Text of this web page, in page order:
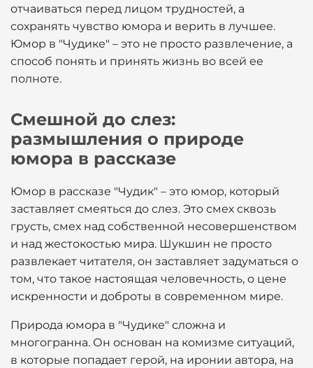
отчаиваться перед лицом трудностей, а
сохранять чувство юмора и верить в лучшее.
Юмор в "Чудике" – это не просто развлечение, а
способ понять и принять жизнь во всей ее
полноте.
Смешной до слез:
размышления о природе
юмора в рассказе
Юмор в рассказе "Чудик" – это юмор, который
заставляет смеяться до слез. Это смех сквозь
грусть, смех над собственной несовершенством
и над жестокостью мира. Шукшин не просто
развлекает читателя, он заставляет задуматься о
том, что такое настоящая человечность, о цене
искренности и доброты в современном мире.
Природа юмора в "Чудике" сложна и
многогранна. Он основан на комизме ситуаций,
в которые попадает герой, на иронии автора, на